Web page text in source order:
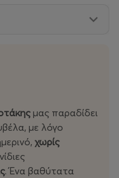
μας παραδίδει
με λόγο
χωρίς
. Ένα βαθύτατα